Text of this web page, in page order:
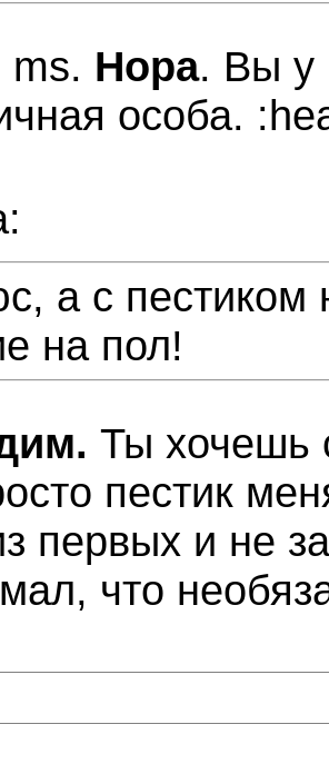
Нора. Вы у
особа.
а с пестиком
на пол!
Ты хочешь
пестик
первых и не
что